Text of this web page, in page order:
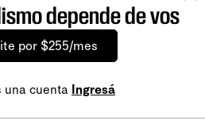
depende de vos
por $255/mes
una cuenta Ingresá